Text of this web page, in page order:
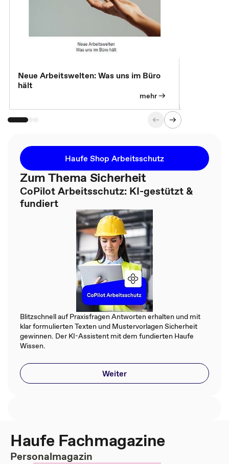
Neue Arbeitswelten: Was uns im Büro
hält
mehr
Haufe Shop Arbeitsschutz
Zum Thema Sicherheit
CoPilot Arbeitsschutz: KI-gestützt &
fundiert
Blitzschnell auf Praxisfragen Antworten erhalten und mit
klar formulierten Texten und Mustervorlagen Sicherheit
gewinnen. Der KI-Assistent mit dem fundierten Haufe
Wissen.
Weiter
Haufe Fachmagazine
Personalmagazin